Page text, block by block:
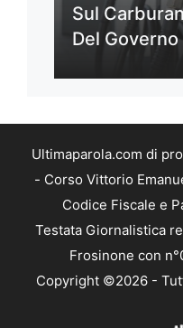
Sul
Del
Ultimaparola.com di
- Corso Vittorio
Codice Fiscale e
Testata Giornalistica
Frosinone con
Copyright ©2026 -